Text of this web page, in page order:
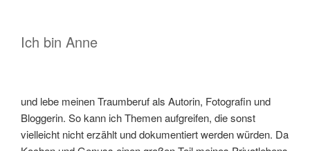
Ich bin Anne
und lebe meinen Traumberuf als Autorin, Fotografin und
Bloggerin. So kann ich Themen aufgreifen, die sonst
vielleicht nicht erzählt und dokumentiert werden würden. Da